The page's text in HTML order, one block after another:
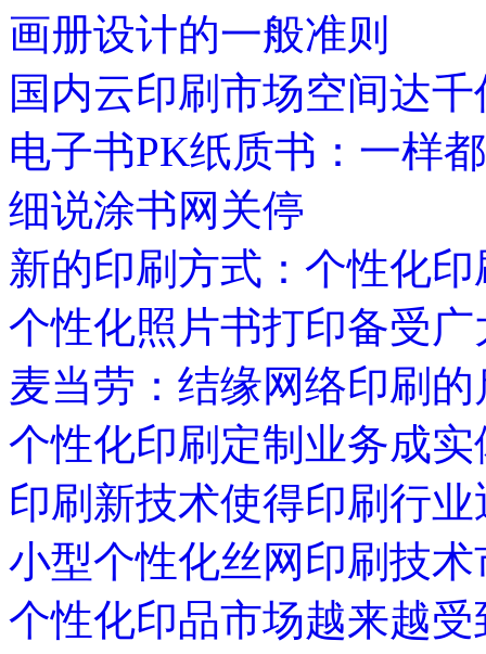
画册设计的一般准则
国内云印刷市场空间达
电子书PK纸质书：一样
细说涂书网关停
新的印刷方式：个性化
个性化照片书打印备受
麦当劳：结缘网络印刷的
个性化印刷定制业务成
印刷新技术使得印刷行
小型个性化丝网印刷技
个性化印品市场越来越